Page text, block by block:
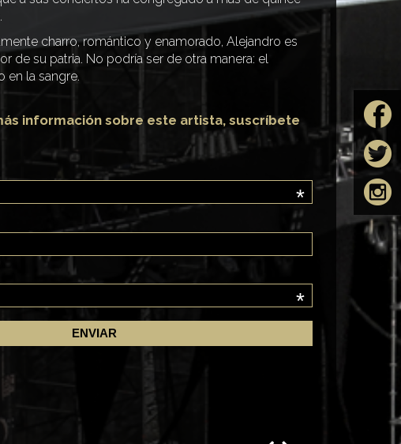
charro, romántico y enamorado, Alejandro es
de su patria. No podría ser de otra manera: el
en la sangre.
información sobre este artista, suscríbete
*
*
Oaxaca